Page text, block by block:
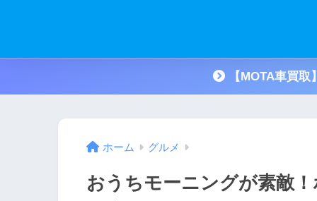
【MOTA車買
ホーム グルメ
おうちモーニングが素敵